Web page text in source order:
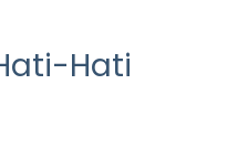
Hati